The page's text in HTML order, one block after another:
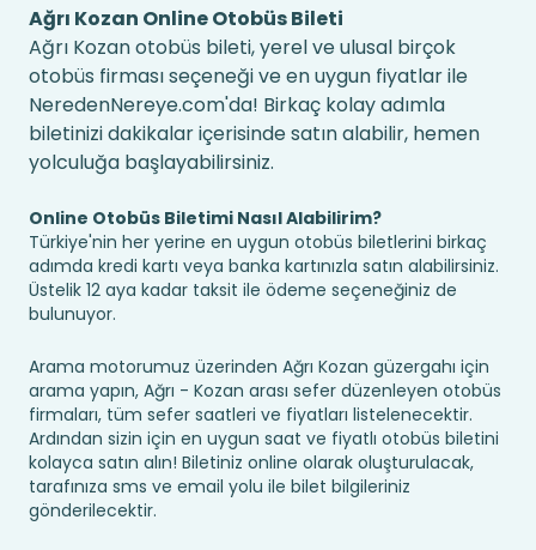
Ağrı Kozan Online Otobüs Bileti
Ağrı Kozan otobüs bileti, yerel ve ulusal birçok
otobüs firması seçeneği ve en uygun fiyatlar ile
NeredenNereye.com'da! Birkaç kolay adımla
biletinizi dakikalar içerisinde satın alabilir, hemen
yolculuğa başlayabilirsiniz.
Online Otobüs Biletimi Nasıl Alabilirim?
Türkiye'nin her yerine en uygun otobüs biletlerini birkaç
adımda kredi kartı veya banka kartınızla satın alabilirsiniz.
Üstelik 12 aya kadar taksit ile ödeme seçeneğiniz de
bulunuyor.
Arama motorumuz üzerinden Ağrı Kozan güzergahı için
arama yapın, Ağrı - Kozan arası sefer düzenleyen otobüs
firmaları, tüm sefer saatleri ve fiyatları listelenecektir.
Ardından sizin için en uygun saat ve fiyatlı otobüs biletini
kolayca satın alın! Biletiniz online olarak oluşturulacak,
tarafınıza sms ve email yolu ile bilet bilgileriniz
gönderilecektir.